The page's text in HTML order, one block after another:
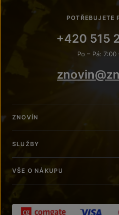
POTŘEBUJETE
+420 515
Po – Pá: 7:00
ZNOVÍN
SLUŽBY
VŠE O NÁKUPU